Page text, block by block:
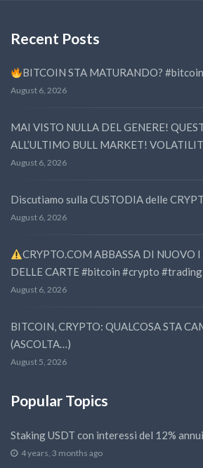
Recent Posts
BITCOIN STA MATURANDO?
August 6, 2026
MAI VISTO NULLA DEL GENERE!
ALL’ULTIMO BULL MARKET!
August 6, 2026
Discutiamo sulla CUSTODIA delle
August 6, 2026
CRYPTO.COM ABBASSA DI NUOVO
DELLE CARTE #bitcoin #crypto #trading
August 6, 2026
BITCOIN, CRYPTO: QUALCOSA STA
(ASCOLTA…)
August 5, 2026
Popular Topics
Staking USDT con interessi del 12%
4 years, 3 months ago